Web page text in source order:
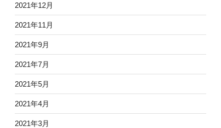
2021年12月
2021年11月
2021年9月
2021年7月
2021年5月
2021年4月
2021年3月